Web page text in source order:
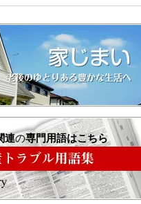
連の専門用語はこちら